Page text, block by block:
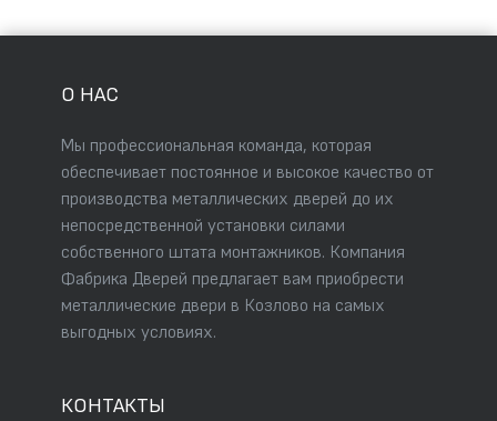
О НАС
Мы профессиональная команда, которая
обеспечивает постоянное и высокое качество от
производства металлических дверей до их
непосредственной установки силами
собственного штата монтажников. Компания
Фабрика Дверей предлагает вам приобрести
металлические двери в Козлово на самых
выгодных условиях.
КОНТАКТЫ